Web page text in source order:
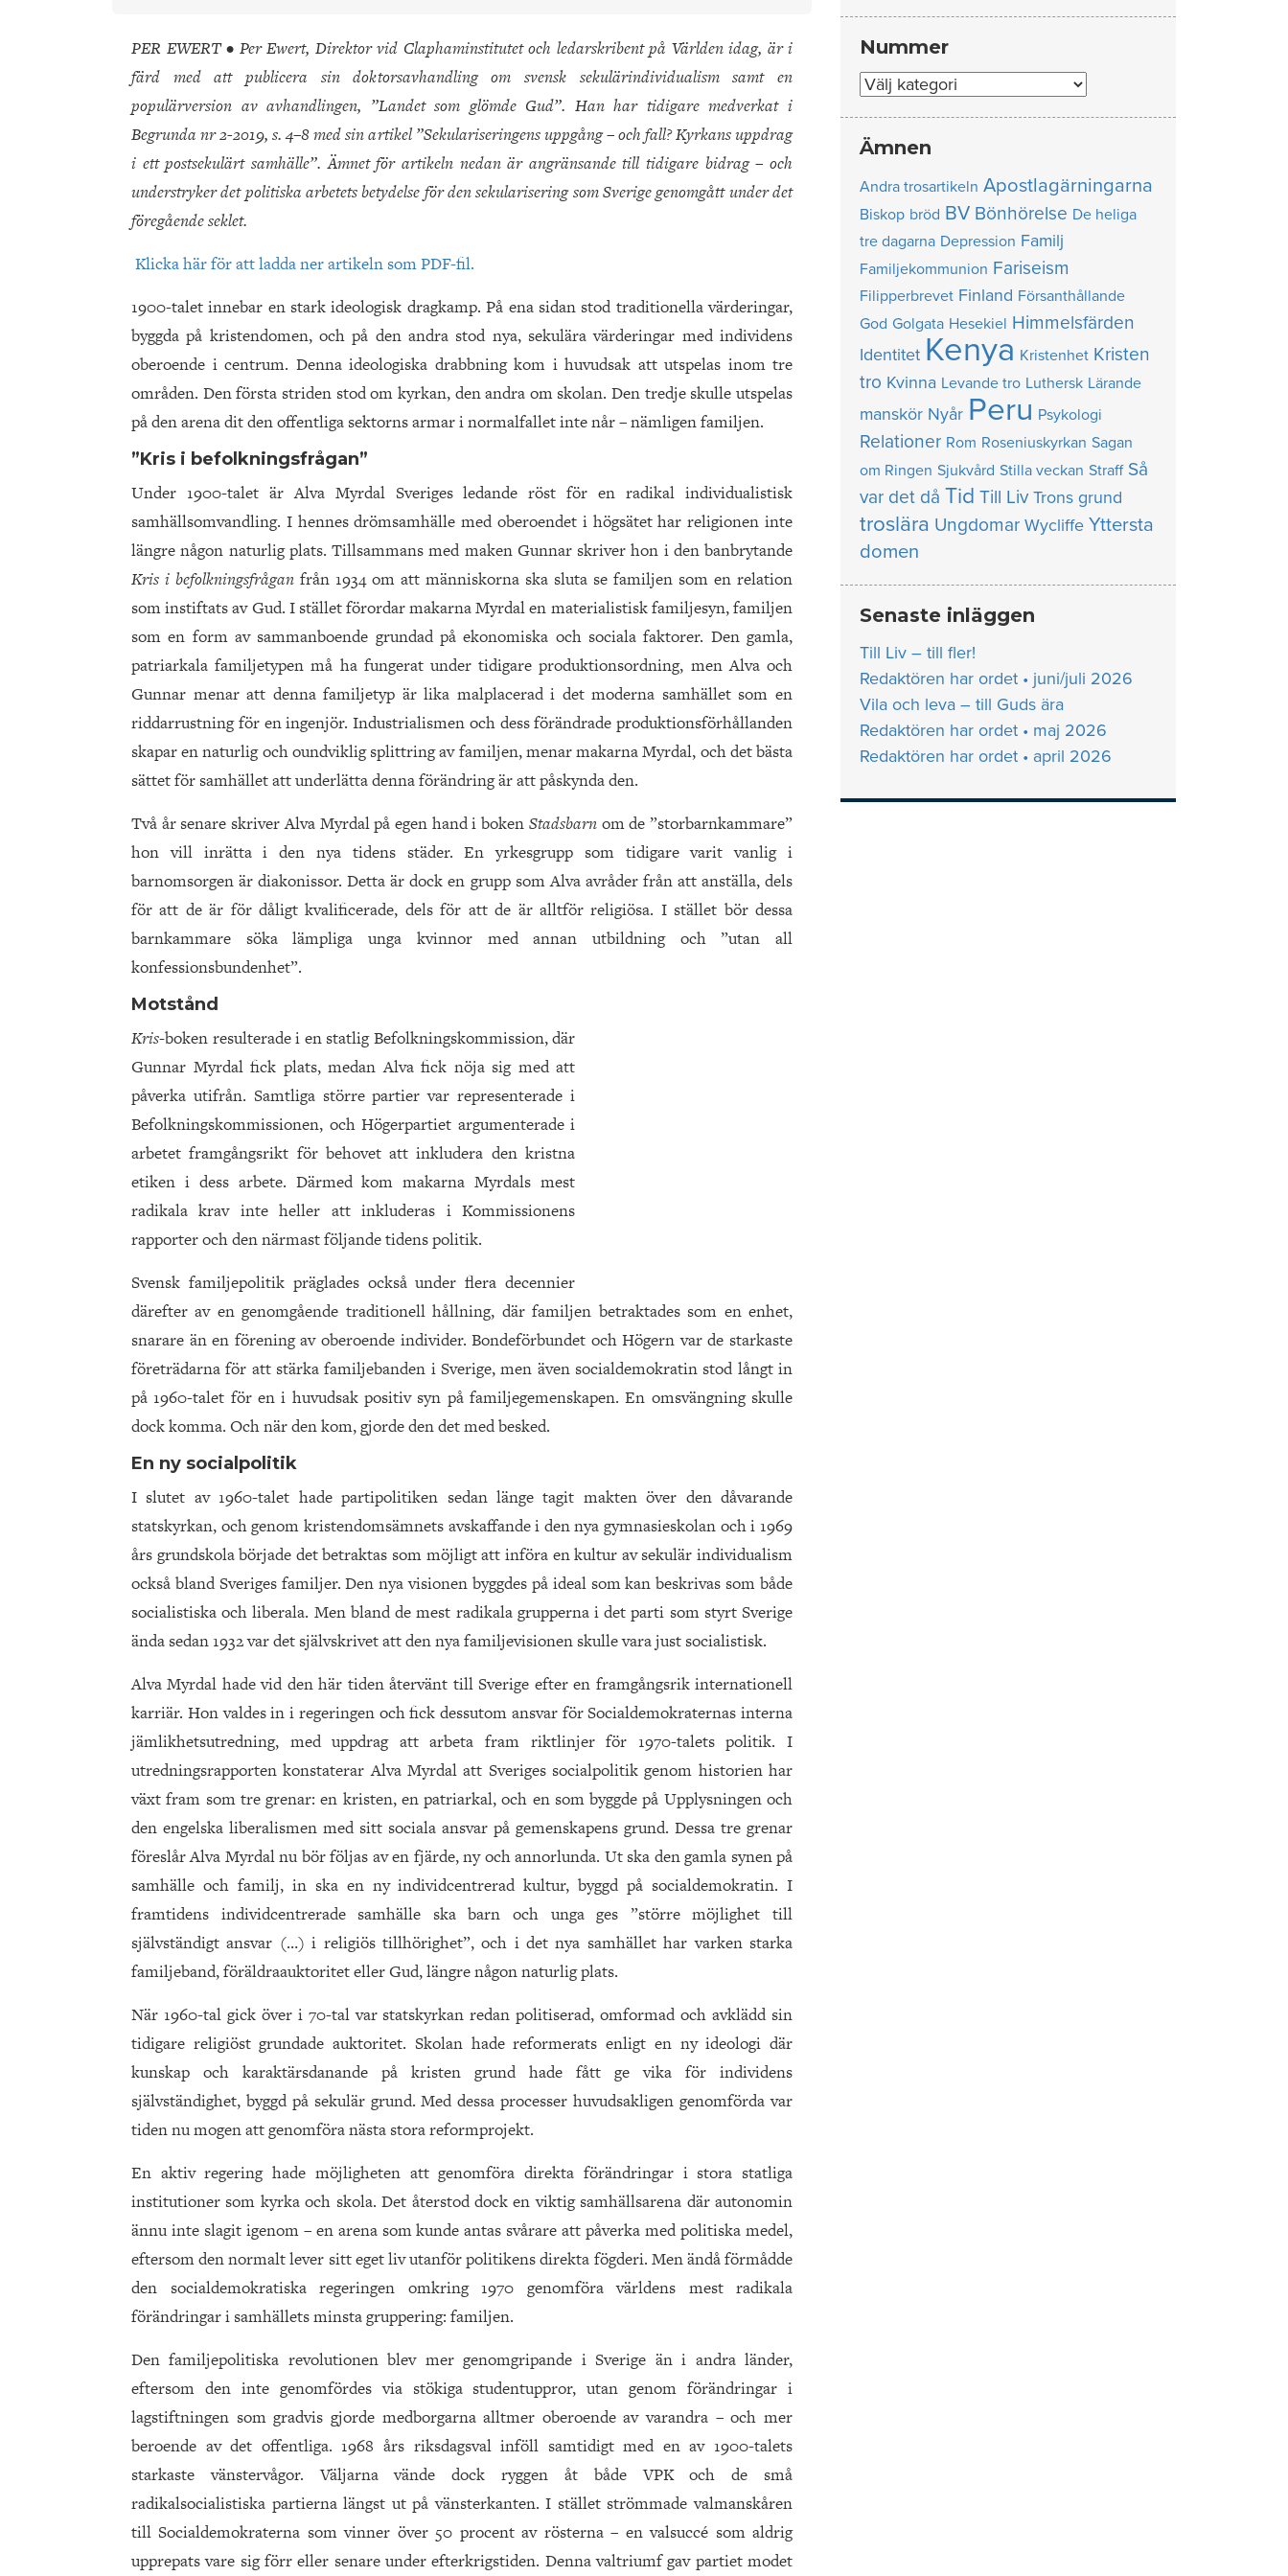
PER EWERT • Per Ewert, Direktor vid Claphaminstitutet och ledarskribent på Världen idag, är i
färd med att publicera sin doktorsavhandling om svensk sekulärindividualism samt en
populärversion av avhandlingen, ”Landet som glömde Gud”. Han har tidigare medverkat i
Begrunda nr 2-2019, s. 4–8 med sin artikel ”Sekulariseringens uppgång – och fall? Kyrkans uppdrag
i ett postsekulärt samhälle”. Ämnet för artikeln nedan är angränsande till tidigare bidrag – och
understryker det politiska arbetets betydelse för den sekularisering som Sverige genomgått under det
föregående seklet.
Klicka här för att ladda ner artikeln som PDF-fil.
1900-talet innebar en stark ideologisk dragkamp. På ena sidan stod traditionella värderingar,
byggda på kristendomen, och på den andra stod nya, sekulära värderingar med individens
oberoende i centrum. Denna ideologiska drabbning kom i huvudsak att utspelas inom tre
områden. Den första striden stod om kyrkan, den andra om skolan. Den tredje skulle utspelas
på den arena dit den offentliga sektorns armar i normalfallet inte når – nämligen familjen.
”Kris i befolkningsfrågan”
Under 1900-talet är Alva Myrdal Sveriges ledande röst för en radikal individualistisk
samhällsomvandling. I hennes drömsamhälle med oberoendet i högsätet har religionen inte
längre någon naturlig plats. Tillsammans med maken Gunnar skriver hon i den banbrytande
Kris i befolkningsfrågan från 1934 om att människorna ska sluta se familjen som en relation
som instiftats av Gud. I stället förordar makarna Myrdal en materialistisk familjesyn, familjen
som en form av sammanboende grundad på ekonomiska och sociala faktorer. Den gamla,
patriarkala familjetypen må ha fungerat under tidigare produktionsordning, men Alva och
Gunnar menar att denna familjetyp är lika malplacerad i det moderna samhället som en
riddarrustning för en ingenjör. Industrialismen och dess förändrade produktionsförhållanden
skapar en naturlig och oundviklig splittring av familjen, menar makarna Myrdal, och det bästa
sättet för samhället att underlätta denna förändring är att påskynda den.
Två år senare skriver Alva Myrdal på egen hand i boken Stadsbarnom de ”storbarnkammare”
hon vill inrätta i den nya tidens städer. En yrkesgrupp som tidigare varit vanlig i
barnomsorgen är diakonissor. Detta är dock en grupp som Alva avråder från att anställa, dels
för att de är för dåligt kvalificerade, dels för att de är alltför religiösa. I stället bör dessa
barnkammare söka lämpliga unga kvinnor med annan utbildning och ”utan all
konfessionsbundenhet”.
Motstånd
Kris-boken resulterade i en statlig Befolkningskommission, där
Gunnar Myrdal fick plats, medan Alva fick nöja sig med att
påverka utifrån. Samtliga större partier var representerade i
Befolkningskommissionen, och Högerpartiet argumenterade i
arbetet framgångsrikt för behovet att inkludera den kristna
etiken i dess arbete. Därmed kom makarna Myrdals mest
radikala krav inte heller att inkluderas i Kommissionens
rapporter och den närmast följande tidens politik.
Svensk familjepolitik präglades också under flera decennier
därefter av en genomgående traditionell hållning, där familjen betraktades som en enhet,
snarare än en förening av oberoende individer. Bondeförbundet och Högern var de starkaste
företrädarna för att stärka familjebanden i Sverige, men även socialdemokratin stod långt in
på 1960-talet för en i huvudsak positiv syn på familjegemenskapen. En omsvängning skulle
dock komma. Och när den kom, gjorde den det med besked.
En ny socialpolitik
I slutet av 1960-talet hade partipolitiken sedan länge tagit makten över den dåvarande
statskyrkan, och genom kristendomsämnets avskaffande i den nya gymnasieskolan och i 1969
års grundskola började det betraktas som möjligt att införa en kultur av sekulär individualism
också bland Sveriges familjer. Den nya visionen byggdes på ideal som kan beskrivas som både
socialistiska och liberala. Men bland de mest radikala grupperna i det parti som styrt Sverige
ända sedan 1932 var det självskrivet att den nya familjevisionen skulle vara just socialistisk.
Alva Myrdal hade vid den här tiden återvänt till Sverige efter en framgångsrik internationell
karriär. Hon valdes in i regeringen och fick dessutom ansvar för Socialdemokraternas interna
jämlikhetsutredning, med uppdrag att arbeta fram riktlinjer för 1970-talets politik. I
utredningsrapporten konstaterar Alva Myrdal att Sveriges socialpolitik genom historien har
växt fram som tre grenar: en kristen, en patriarkal, och en som byggde på Upplysningen och
den engelska liberalismen med sitt sociala ansvar på gemenskapens grund. Dessa tre grenar
föreslår Alva Myrdal nu bör följas av en fjärde, ny och annorlunda. Ut ska den gamla synen på
samhälle och familj, in ska en ny individcentrerad kultur, byggd på socialdemokratin. I
framtidens individcentrerade samhälle ska barn och unga ges ”större möjlighet till
självständigt ansvar (…) i religiös tillhörighet”, och i det nya samhället har varken starka
familjeband, föräldraauktoritet eller Gud, längre någon naturlig plats.
När 1960-tal gick över i 70-tal var statskyrkan redan politiserad, omformad och avklädd sin
tidigare religiöst grundade auktoritet. Skolan hade reformerats enligt en ny ideologi där
kunskap och karaktärsdanande på kristen grund hade fått ge vika för individens
självständighet, byggd på sekulär grund. Med dessa processer huvudsakligen genomförda var
tiden nu mogen att genomföra nästa stora reformprojekt.
En aktiv regering hade möjligheten att genomföra direkta förändringar i stora statliga
institutioner som kyrka och skola. Det återstod dock en viktig samhällsarena där autonomin
ännu inte slagit igenom – en arena som kunde antas svårare att påverka med politiska medel,
eftersom den normalt lever sitt eget liv utanför politikens direkta fögderi. Men ändå förmådde
den socialdemokratiska regeringen omkring 1970 genomföra världens mest radikala
förändringar i samhällets minsta gruppering: familjen.
Den familjepolitiska revolutionen blev mer genomgripande i Sverige än i andra länder,
eftersom den inte genomfördes via stökiga studentuppror, utan genom förändringar i
lagstiftningen som gradvis gjorde medborgarna alltmer oberoende av varand­ra – och mer
beroende av det offentliga. 1968 års riksdagsval inföll samtidigt med en av 1900-talets
starkaste vänstervågor. Väljarna vände dock ryggen åt både VPK och de små
radikalsocialistiska partierna längst ut på vänsterkanten. I stället strömmade valmanskåren
till Socialdemokraterna som vinner över 50 procent av rösterna – en valsuccé som aldrig
upprepats vare sig förr eller senare under efterkrigstiden. Denna valtriumf gav partiet modet
Nummer
Nummer
Ämnen
Andra trosartikeln Apostlagärningarna
Biskop bröd BV Bönhörelse De heliga
tre dagarna Depression Familj
Familjekommunion Fariseism
Filipperbrevet Finland Försanthållande
God Golgata Hesekiel Himmelsfärden
Identitet Kenya Kristenhet Kristen
tro Kvinna Levande tro Luthersk Lärande
manskör Nyår Peru Psykologi
Relationer Rom Roseniuskyrkan Sagan
om Ringen Sjukvård Stilla veckan Straff Så
var det då Tid Till Liv Trons grund
troslära Ungdomar Wycliffe Yttersta
domen
Senaste inläggen
Till Liv – till fler!
Redaktören har ordet • juni/juli 2026
Vila och leva – till Guds ära
Redaktören har ordet • maj 2026
Redaktören har ordet • april 2026